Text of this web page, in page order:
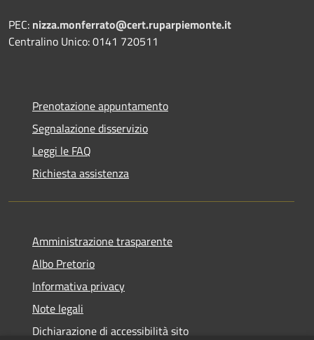
PEC: nizza.monferrato@cert.ruparpiemonte.it
Centralino Unico: 0141 720511
Prenotazione appuntamento
Segnalazione disservizio
Leggi le FAQ
Richiesta assistenza
Amministrazione trasparente
Albo Pretorio
Informativa privacy
Note legali
Dichiarazione di accessibilità sito